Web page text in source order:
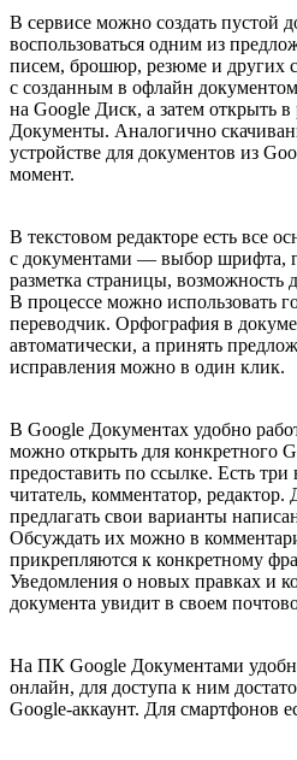
В сервисе можно создать пустой
воспользоваться одним из
писем, брошюр, резюме и других
с созданным в офлайн
на Google Диск, а затем открыть в
Документы. Аналогично
устройстве для документов из
момент.
В текстовом редакторе есть все
с документами — выбор шрифта,
разметка страницы, возможность
В процессе можно использовать
переводчик. Орфография в
автоматически, а принять
исправления можно в один клик.
В Google Документах удобно
можно открыть для конкретного
предоставить по ссылке. Есть три
читатель, комментатор,
предлагать свои варианты
Обсуждать их можно в
прикрепляются к конкретному
Уведомления о новых правках и
документа увидит в своем
На ПК Google Документами
онлайн, для доступа к ним
Google-аккаунт. Для смартфонов